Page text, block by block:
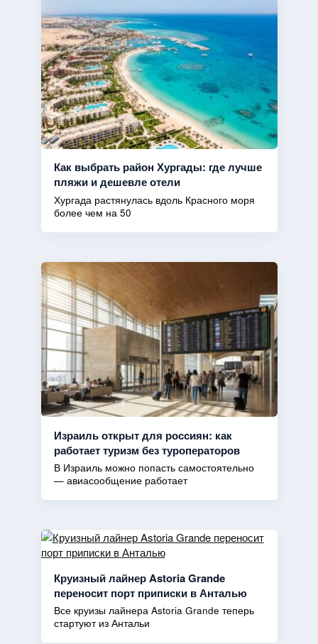
Как выбрать район Хургады: где лучше
пляжи и дешевле отели
Хургада растянулась вдоль Красного моря
более чем на 50
Израиль открыт для россиян: как
работает туризм без туроператоров
В Израиль можно попасть самостоятельно
— авиасообщение работает
Круизный лайнер Astoria Grande
переносит порт приписки в Анталью
Все круизы лайнера Astoria Grande теперь
стартуют из Антальи